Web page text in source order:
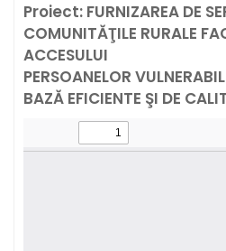
Proiect: FURNIZAREA DE
COMUNITĂŢILE RURALE
ACCESULUI
PERSOANELOR
BAZĂ EFICIENTE ŞI DE